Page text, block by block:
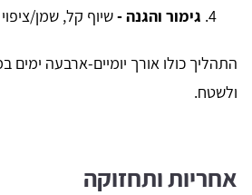
גימור והגנה -שיוף קל, שמן/ציפוי UV ולבסוף ניקוי יסודי.
התהליך כולו אורך יומיים-ארבעה
ולשטח.
אחריות ותחזוקה